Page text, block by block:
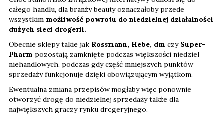
całego handlu, dla branży beauty oznaczałoby przede
wszystkim możliwość powrotu do niedzielnej działalności
dużych sieci drogerii.
Obecnie sklepy takie jak Rossmann, Hebe, dm czy Super-
Pharm pozostają zamknięte podczas większości niedziel
niehandlowych, podczas gdy część mniejszych punktów
sprzedaży funkcjonuje dzięki obowiązującym wyjątkom.
Ewentualna zmiana przepisów mogłaby więc ponownie
otworzyć drogę do niedzielnej sprzedaży także dla
największych graczy rynku drogeryjnego.